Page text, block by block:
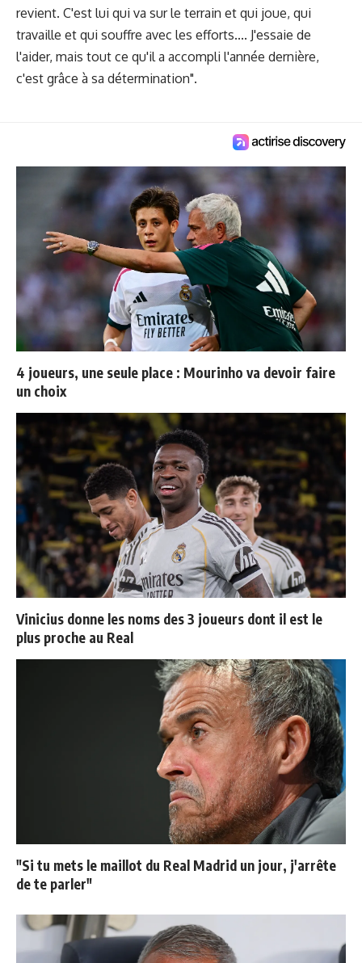
revient. C'est lui qui va sur le terrain et qui joue, qui
travaille et qui souffre avec les efforts.... J'essaie de
l'aider, mais tout ce qu'il a accompli l'année dernière,
c'est grâce à sa détermination".
4 joueurs, une seule place : Mourinho va devoir faire
un choix
Vinicius donne les noms des 3 joueurs dont il est le
plus proche au Real
"Si tu mets le maillot du Real Madrid un jour, j'arrête
de te parler"